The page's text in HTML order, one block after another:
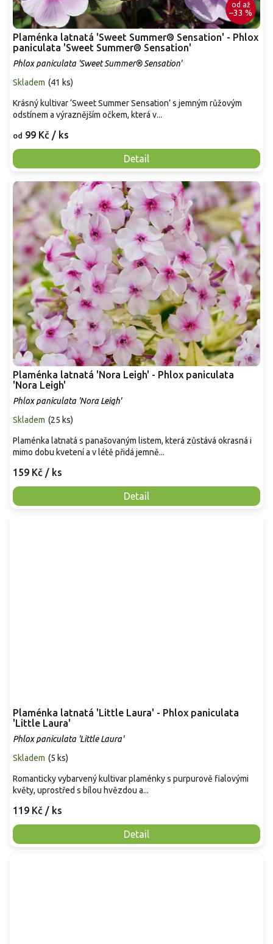
od až
–33 %
Plaménka latnatá 'Sweet Summer® Sensation' - Phlox
paniculata 'Sweet Summer® Sensation'
Phlox paniculata 'Sweet Summer® Sensation'
Skladem (41 ks)
od 99 Kč / ks
Detail
Krásný kultivar ‘Sweet Summer Sensation’ s jemným růžovým
odstínem a výraznějším očkem, která v...
Plaménka latnatá 'Nora Leigh' - Phlox paniculata
'Nora Leigh'
Phlox paniculata 'Nora Leigh'
Skladem (25 ks)
159 Kč / ks
Detail
Plaménka latnatá s panašovaným listem, která zůstává okrasná i
mimo dobu kvetení a v létě přidá jemně...
Plaménka latnatá 'Little Laura' - Phlox paniculata
'Little Laura'
Phlox paniculata 'Little Laura'
Skladem (5 ks)
119 Kč / ks
Detail
Romanticky vybarvený kultivar plaménky s purpurově fialovými
květy, uprostřed s bílou hvězdou a...